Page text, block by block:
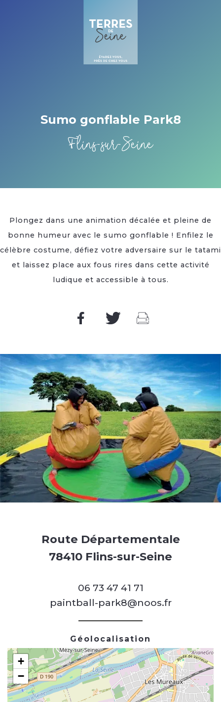
Sumo gonflable Park8
Flins-sur-Seine
Plongez dans une animation décalée et pleine de
bonne humeur avec le sumo gonflable ! Enfilez le
célèbre costume, défiez votre adversaire sur le tatami
et laissez place aux fous rires dans cette activité
ludique et accessible à tous.
Route Départementale
78410 Flins-sur-Seine
06 73 47 41 71
paintball-park8@noos.fr
Géolocalisation
+
−